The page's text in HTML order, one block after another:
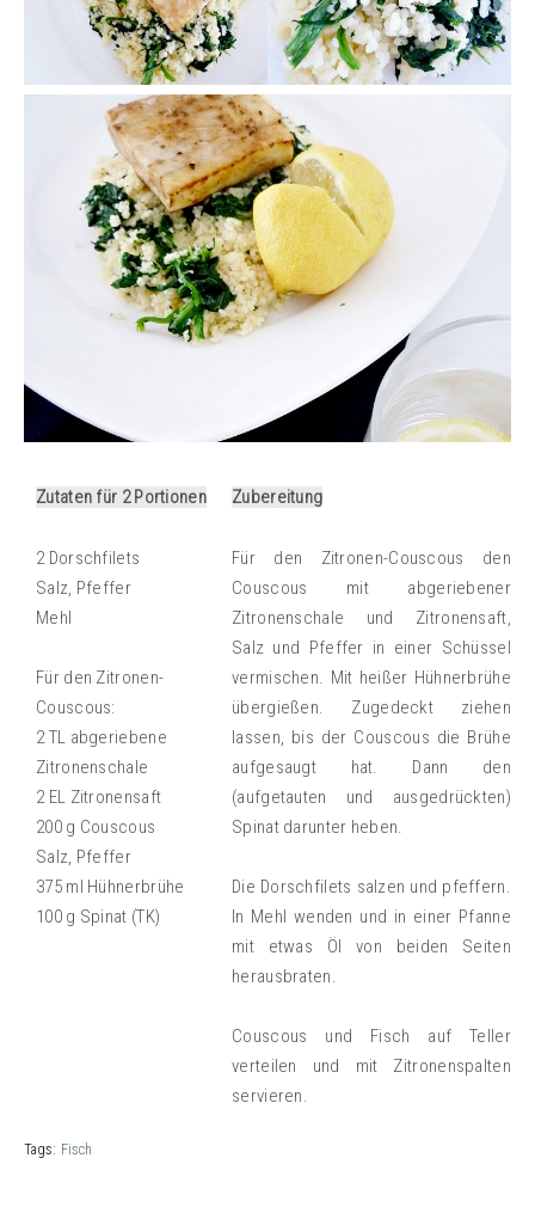
Zutaten für 2 Portionen Zubereitung
2 Dorschfilets
Salz, Pfeffer
Mehl
Für den Zitronen-
Couscous:
2 TL abgeriebene
Zitronenschale
2 EL Zitronensaft
200 g Couscous
Salz, Pfeffer
375 ml Hühnerbrühe
100 g Spinat (TK)
Für den Zitronen-Couscous den
Couscous mit abgeriebener
Zitronenschale und Zitronensaft,
Salz und Pfeffer in einer Schüssel
vermischen. Mit heißer Hühnerbrühe
übergießen. Zugedeckt ziehen
lassen, bis der Couscous die Brühe
aufgesaugt hat. Dann den
(aufgetauten und ausgedrückten)
Spinat darunter heben.
Die Dorschfilets salzen und pfeffern.
In Mehl wenden und in einer Pfanne
mit etwas Öl von beiden Seiten
herausbraten.
Couscous und Fisch auf Teller
verteilen und mit Zitronenspalten
servieren.
Tags: Fisch